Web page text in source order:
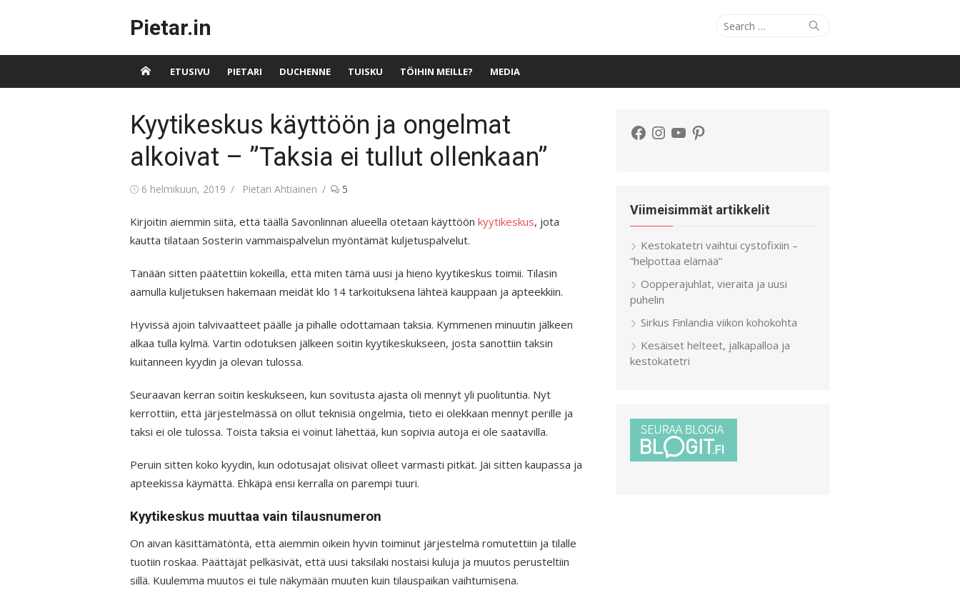
Pietar.in
Search
Search
ETUSIVU PIETARI DUCHENNE TUISKU TÖIHIN MEILLE? MEDIA
Kyytikeskus käyttöön ja ongelmat
alkoivat – ”Taksia ei tullut ollenkaan”
Posted
6 helmikuun, 2019 Author
Pietari Ahtiainen 5
Kirjoitin aiemmin siitä, että täällä Savonlinnan alueella otetaan käyttöön kyytikeskus, jota
kautta tilataan Sosterin vammaispalvelun myöntämät kuljetuspalvelut.
Tänään sitten päätettiin kokeilla, että miten tämä uusi ja hieno kyytikeskus toimii. Tilasin
aamulla kuljetuksen hakemaan meidät klo 14 tarkoituksena lähteä kauppaan ja apteekkiin.
Hyvissä ajoin talvivaatteet päälle ja pihalle odottamaan taksia. Kymmenen minuutin jälkeen
alkaa tulla kylmä. Vartin odotuksen jälkeen soitin kyytikeskukseen, josta sanottiin taksin
kuitanneen kyydin ja olevan tulossa.
Seuraavan kerran soitin keskukseen, kun sovitusta ajasta oli mennyt yli puolituntia. Nyt
kerrottiin, että järjestelmässä on ollut teknisiä ongelmia, tieto ei olekkaan mennyt perille ja
taksi ei ole tulossa. Toista taksia ei voinut lähettää, kun sopivia autoja ei ole saatavilla.
Peruin sitten koko kyydin, kun odotusajat olisivat olleet varmasti pitkät. Jäi sitten kaupassa ja
apteekissa käymättä. Ehkäpä ensi kerralla on parempi tuuri.
Kyytikeskus muuttaa vain tilausnumeron
On aivan käsittämätöntä, että aiemmin oikein hyvin toiminut järjestelmä romutettiin ja tilalle
tuotiin roskaa. Päättäjät pelkäsivät, että uusi taksilaki nostaisi kuluja ja muutos perusteltiin
sillä. Kuulemma muutos ei tule näkymään muuten kuin tilauspaikan vaihtumisena.
Facebook
Instagram
YouTubePinterest
Viimeisimmät artikkelit
Kestokatetri vaihtui cystofixiin –
”helpottaa elämää”
Oopperajuhlat, vieraita ja uusi
puhelin
Sirkus Finlandia viikon kohokohta
Kesäiset helteet, jalkapalloa ja
kestokatetri